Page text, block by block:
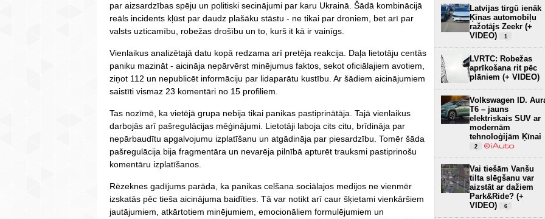
par aizsardzības spēju un politiski secinājumi par karu Ukrainā. Šādā kombinācijā
reāls incidents kļūst par daudz plašāku stāstu - ne tikai par droniem, bet arī par
valsts uzticamību, robežas drošību un to, kurš it kā ir vainīgs.
Vienlaikus analizētajā datu kopā redzama arī pretēja reakcija. Daļa lietotāju centās
paniku mazināt - aicināja nepārvērst minējumus faktos, sekot oficiālajiem avotiem,
ziņot 112 un nepublicēt informāciju par lidaparātu kustību. Ar šādiem aicinājumiem
saistīti vismaz 23 komentāri no 15 profiliem.
Tas nozīmē, ka vietējā grupa nebija tikai panikas pastiprinātāja. Tajā vienlaikus
darbojās arī pašregulācijas mēģinājumi. Lietotāji laboja cits citu, brīdināja par
nepārbaudītu apgalvojumu izplatīšanu un atgādināja par piesardzību. Tomēr šāda
pašregulācija bija fragmentāra un nevarēja pilnībā apturēt trauksmi pastiprinošu
komentāru izplatīšanos.
Rēzeknes gadījums parāda, ka panikas celšana sociālajos medijos ne vienmēr
izskatās pēc tieša aicinājuma baidīties. Tā var notikt arī caur šķietami vienkāršiem
jautājumiem, atkārtotiem minējumiem, emocionāliem formulējumiem un
Latvijas tirgū ienāk
Ķīnas automobiļu
ražotājs Zeekr (+
VIDEO)
1
LVRTC: Robežas
aprīkošana rit pēc
plāniem (+ VIDEO)
Volkswagen ID.
T6 – jauns
elektriskais SUV ar
modernām
tehnoloģijām Ķīnai
2
Vai tiešām Vanšu
tilta slēgšanu var
aizstāt ar dažiem
Park&Ride? (+
VIDEO)
6